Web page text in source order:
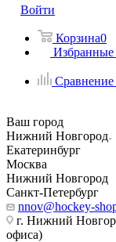
Войти
Корзина0
Избранные
Сравнение
Ваш город
Нижний Новгород
Екатеринбург
Москва
Нижний Новгород
Санкт-Петербург
nnov@hockey-
г. Нижний
офиса)